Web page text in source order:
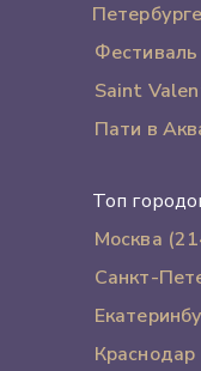
Saint
Пати в
Топ
Москва
Санкт-
Краснодар